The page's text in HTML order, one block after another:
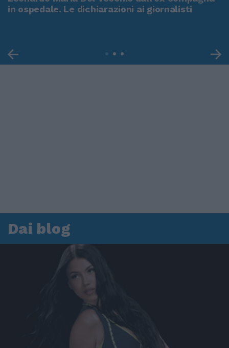
in ospedale. Le dichiarazioni ai giornalisti
Dai blog